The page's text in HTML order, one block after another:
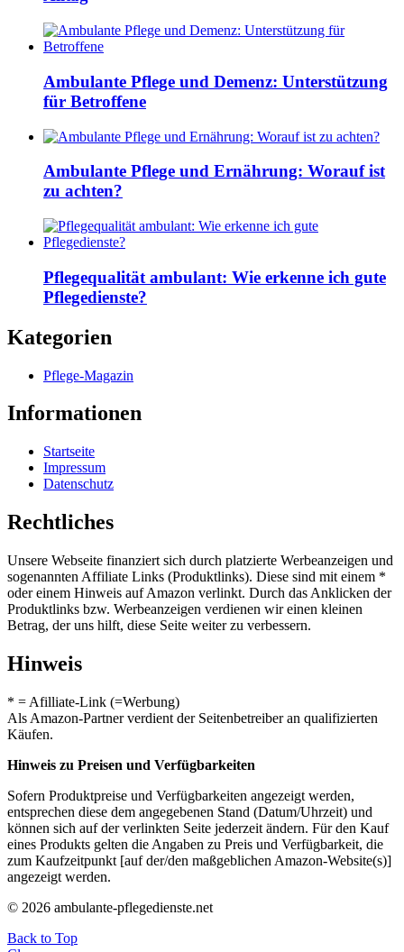
Ambulante Pflege und Demenz: Unterstützung
für Betroffene
Ambulante Pflege und Ernährung: Worauf ist
zu achten?
Pflegequalität ambulant: Wie erkenne ich gute
Pflegedienste?
Kategorien
Pflege-Magazin
Informationen
Startseite
Impressum
Datenschutz
Rechtliches
Unsere Webseite finanziert sich durch platzierte Werbeanzeigen und
sogenannten Affiliate Links (Produktlinks). Diese sind mit einem *
oder einem Hinweis auf Amazon verlinkt. Durch das Anklicken der
Produktlinks bzw. Werbeanzeigen verdienen wir einen kleinen
Betrag, der uns hilft, diese Seite weiter zu verbessern.
Hinweis
* = Afilliate-Link (=Werbung)
Als Amazon-Partner verdient der Seitenbetreiber an qualifizierten
Käufen.
Hinweis zu Preisen und Verfügbarkeiten
Sofern Produktpreise und Verfügbarkeiten angezeigt werden,
entsprechen diese dem angegebenen Stand (Datum/Uhrzeit) und
können sich auf der verlinkten Seite jederzeit ändern. Für den Kauf
eines Produkts gelten die Angaben zu Preis und Verfügbarkeit, die
zum Kaufzeitpunkt [auf der/den maßgeblichen Amazon-Website(s)]
angezeigt werden.
© 2026 ambulante-pflegedienste.net
Back to Top